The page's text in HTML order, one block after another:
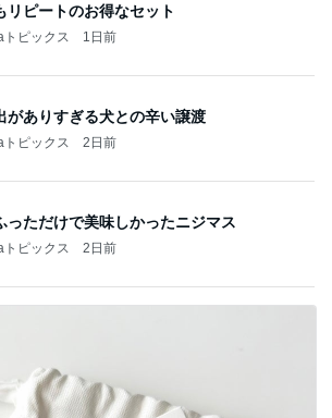
リピートのお得なセット
ピックス 1日前
がありすぎる犬との辛い譲渡
ピックス 2日前
っただけで美味しかったニジマス
ピックス 2日前